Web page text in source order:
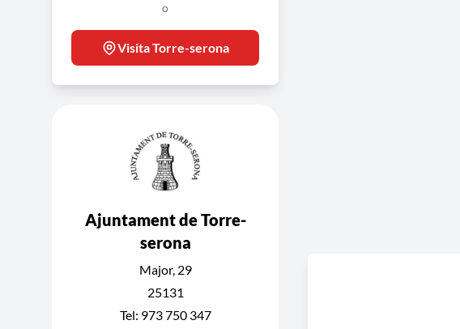
o
Visita Torre-serona
Ajuntament de Torre-
serona
Major, 29
25131
Tel: 973 750 347